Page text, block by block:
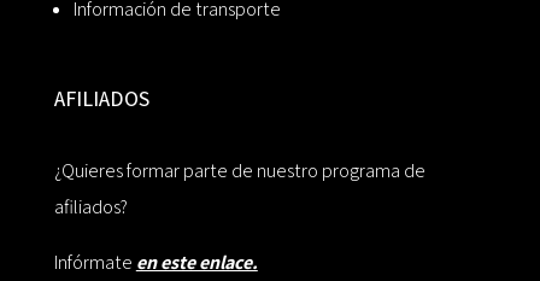
Información de transporte
AFILIADOS
¿Quieres formar parte de nuestro programa de
afiliados?
Infórmate en este enlace.